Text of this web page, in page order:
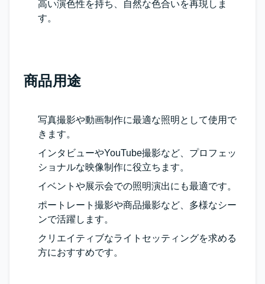
高い演色性を持ち、自然な色合いを再現しま
す。
商品用途
写真撮影や動画制作に最適な照明として使用で
きます。
インタビューやYouTube撮影など、プロフェッ
ショナルな映像制作に役立ちます。
イベントや展示会での照明演出にも最適です。
ポートレート撮影や商品撮影など、多様なシー
ンで活躍します。
クリエイティブなライトセッティングを求める
方におすすめです。